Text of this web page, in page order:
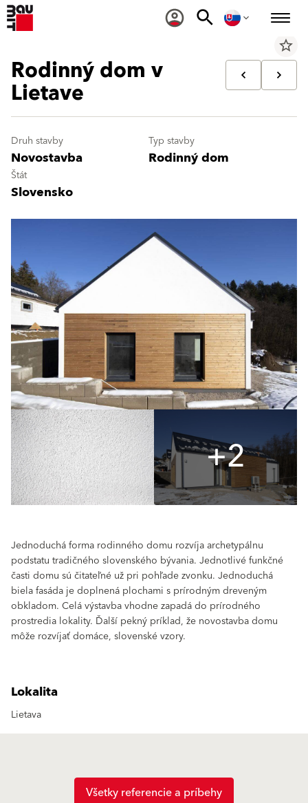
star_border
Rodinný dom v
Lietave
Druh stavby
Novostavba
Typ stavby
Rodinný dom
Štát
Slovensko
+2
Jednoduchá forma rodinného domu rozvíja archetypálnu
podstatu tradičného slovenského bývania. Jednotlivé funkčné
časti domu sú čitateľné už pri pohľade zvonku. Jednoduchá
biela fasáda je doplnená plochami s prírodným dreveným
obkladom. Celá výstavba vhodne zapadá do prírodného
prostredia lokality. Ďalší pekný príklad, že novostavba domu
môže rozvíjať domáce, slovenské vzory.
Lokalita
Lietava
Všetky referencie a príbehy